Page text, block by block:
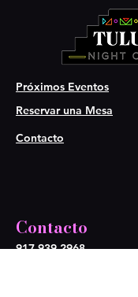
Próximos Eventos
Reservar una Mesa
Contacto
Contacto
917 939 2968